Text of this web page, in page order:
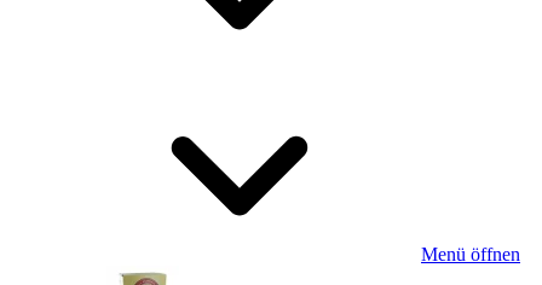
Menü öffnen